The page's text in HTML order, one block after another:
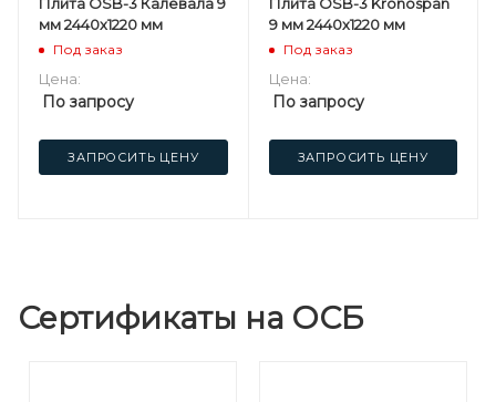
мм 2440х1220 мм
Под заказ
Цена:
По запросу
ЗАПРОСИТЬ ЦЕНУ
9 мм 2440х1220 мм
Под заказ
Цена:
По запросу
ЗАПРОСИТЬ ЦЕНУ
Сертификаты на ОСБ